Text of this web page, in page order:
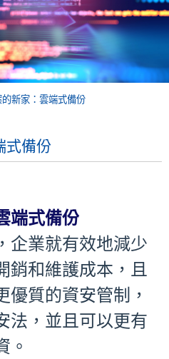
新家：雲端式備份
式備份
端式備份
企業就有效地減少
銷和維護成本，且
優質的資安管制，
法，並且可以更有
。